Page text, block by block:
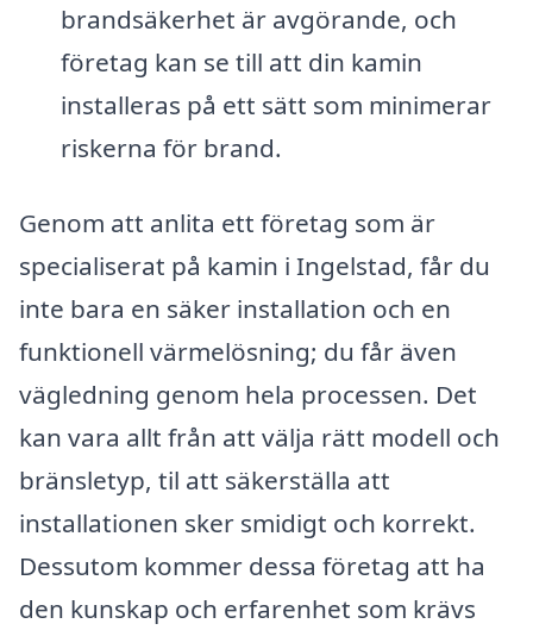
brandsäkerhet är avgörande, och
företag kan se till att din kamin
installeras på ett sätt som minimerar
riskerna för brand.
Genom att anlita ett företag som är
specialiserat på kamin i Ingelstad, får du
inte bara en säker installation och en
funktionell värmelösning; du får även
vägledning genom hela processen. Det
kan vara allt från att välja rätt modell och
bränsletyp, til att säkerställa att
installationen sker smidigt och korrekt.
Dessutom kommer dessa företag att ha
den kunskap och erfarenhet som krävs